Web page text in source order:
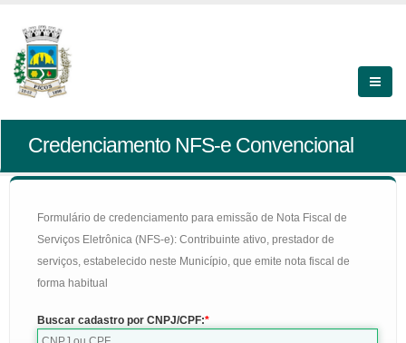
Credenciamento NFS-e Convencional
Formulário de credenciamento para emissão de Nota Fiscal de
Serviços Eletrônica (NFS-e): Contribuinte ativo, prestador de
serviços, estabelecido neste Município, que emite nota fiscal de
forma habitual
Buscar cadastro por CNPJ/CPF: